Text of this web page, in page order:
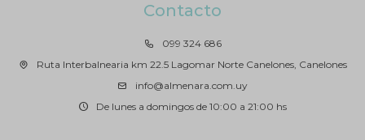
Contacto
099 324 686
Ruta Interbalnearia km 22.5 Lagomar Norte Canelones, Canelones
info@almenara.com.uy
De lunes a domingos de 10:00 a 21:00 hs